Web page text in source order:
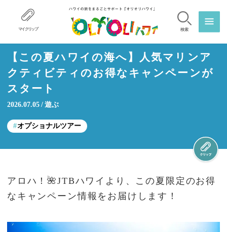
マイクリップ 検索
【この夏ハワイの海へ】人気マリンア
クティビティのお得なキャンペーンが
スタート
2026.07.05 遊ぶ
オプショナルツアー
アロハ！🌺JTBハワイより、この夏限定のお得
なキャンペーン情報をお届けします！